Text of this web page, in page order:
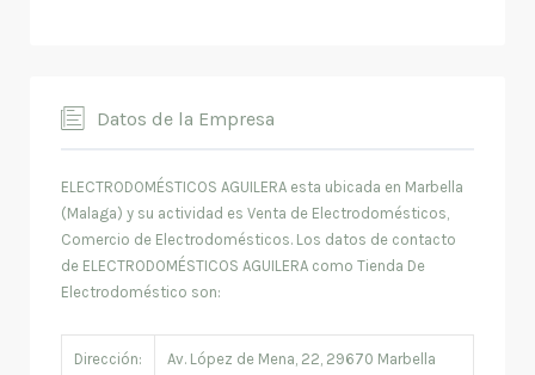
Datos de la Empresa
ELECTRODOMÉSTICOS AGUILERA esta ubicada en Marbella
(Malaga) y su actividad es Venta de Electrodomésticos,
Comercio de Electrodomésticos. Los datos de contacto
de ELECTRODOMÉSTICOS AGUILERA como Tienda De
Electrodoméstico son:
Dirección:
Av. López de Mena, 22, 29670 Marbella